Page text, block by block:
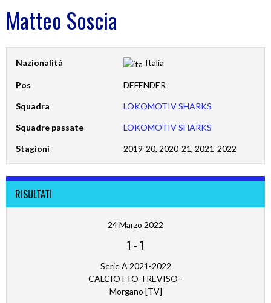
Matteo Soscia
Nazionalità Italia
Pos DEFENDER
Squadra LOKOMOTIV SHARKS
Squadre passate LOKOMOTIV SHARKS
Stagioni 2019-20, 2020-21, 2021-2022
RISULTATI
24 Marzo 2022
1 -1
Serie A 2021-2022
CALCIOTTO TREVISO -
Morgano [TV]